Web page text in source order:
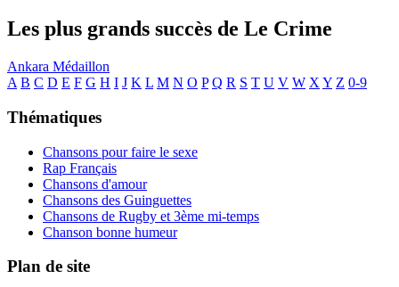
Les plus grands succès de Le Crime
Ankara Médaillon
A B C D E F G H I J K L M N O P Q R S T U V W X Y Z 0-9
Thématiques
Chansons pour faire le sexe
Rap Français
Chansons d'amour
Chansons des Guinguettes
Chansons de Rugby et 3ème mi-temps
Chanson bonne humeur
Plan de site